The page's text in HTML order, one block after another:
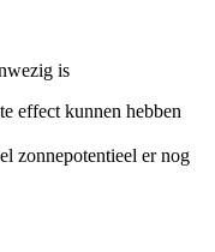
is
effect kunnen hebben
zonnepotentieel er nog